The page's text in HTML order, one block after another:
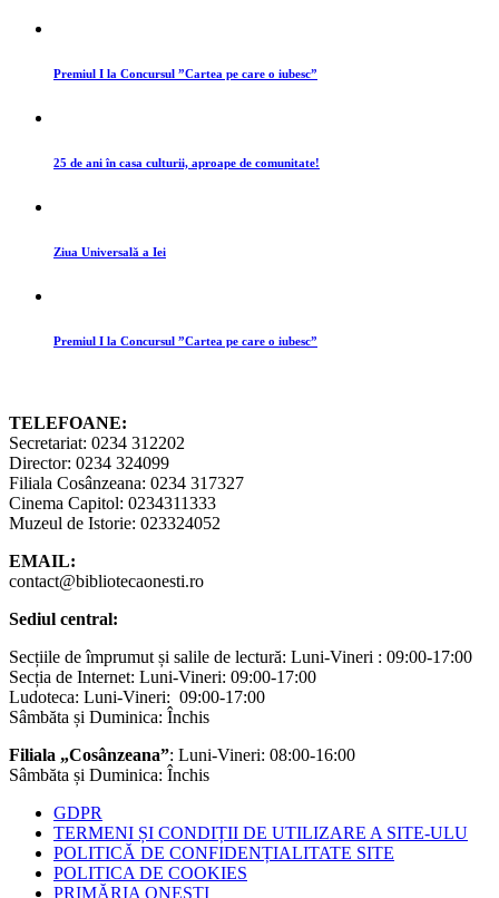
Premiul I la Concursul ”Cartea pe care o iubesc”
25 de ani în casa culturii, aproape de comunitate!
Ziua Universală a Iei
Premiul I la Concursul ”Cartea pe care o iubesc”
TELEFOANE:
Secretariat: 0234 312202
Director: 0234 324099
Filiala Cosânzeana: 0234 317327
Cinema Capitol: 0234311333
Muzeul de Istorie: 023324052
EMAIL:
contact@bibliotecaonesti.ro
Sediul central:
Secțiile de împrumut și salile de lectură: Luni-Vineri : 09:00-17:00
Secția de Internet: Luni-Vineri: 09:00-17:00
Ludoteca: Luni-Vineri: 09:00-17:00
Sâmbăta și Duminica: Închis
Filiala „Cosânzeana”: Luni-Vineri: 08:00-16:00
Sâmbăta și Duminica: Închis
GDPR
TERMENI ȘI CONDIȚII DE UTILIZARE A SITE-ULU
POLITICĂ DE CONFIDENȚIALITATE SITE
POLITICA DE COOKIES
PRIMĂRIA ONEȘTI